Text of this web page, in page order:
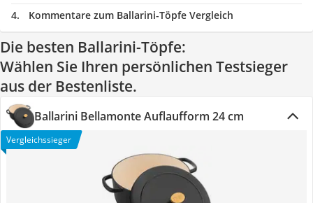
Kommentare zum Ballarini-Töpfe Vergleich
Die besten Ballarini-Töpfe:
Wählen Sie Ihren persönlichen Testsieger
aus der Bestenliste.
Ballarini Bellamonte Auflaufform 24 cm
Vergleichssieger